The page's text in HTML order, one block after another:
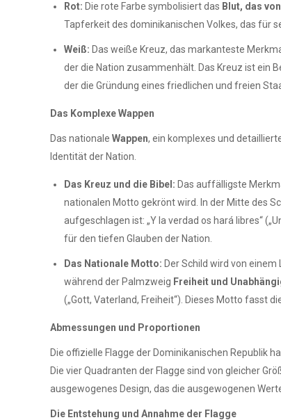
Rot: Die rote Farbe symbolisiert das Blut, das
Tapferkeit des dominikanischen Volkes, das für
Weiß: Das weiße Kreuz, das markanteste
der die Nation zusammenhält. Das Kreuz ist ein
der die Gründung eines friedlichen und freien
Das Komplexe Wappen
Das nationale Wappen, ein komplexes und
Identität der Nation.
Das Kreuz und die Bibel: Das auffälligste
nationalen Motto gekrönt wird. In der Mitte des
aufgeschlagen ist: „Y la verdad os hará libres“
für den tiefen Glauben der Nation.
Das Nationale Motto: Der Schild wird von
während der Palmzweig Freiheit und
(„Gott, Vaterland, Freiheit“). Dieses Motto fasst
Abmessungen und Proportionen
Die offizielle Flagge der Dominikanischen Republik
Die vier Quadranten der Flagge sind von gleicher
ausgewogenes Design, das die ausgewogenen
Die Entstehung und Annahme der Flagge